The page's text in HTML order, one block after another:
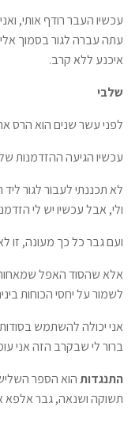
עכשיו העבר רודף אותי,
עתה עברה לגור בסמוך
איכנע ללא קרב.
שלבי
לפני עשר שנים הוא הרס
עכשיו הגיעה ההזדמנות
לא תכננתי לעבור לגור
ולי, אבל עכשיו יש לי
ועם גבר כל כך מעונה, זו
אלא שהסוד האפל
לשמור על יחסי הכוחות
אני יכולה להשתמש
ברור לי שבקרב הזה אני
התנגדותהוא הספר
תשוקה ושנאה, גבר אלפא